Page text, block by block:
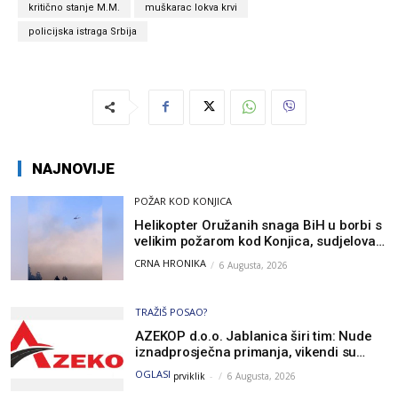
kritično stanje M.M. muškarac lokva krvi
policijska istraga Srbija
NAJNOVIJE
POŽAR KOD KONJICA
Helikopter Oružanih snaga BiH u borbi s
velikim požarom kod Konjica, sudjelovao
i Air Tractor
CRNA HRONIKA 6 Augusta, 2026
TRAŽIŠ POSAO?
AZEKOP d.o.o. Jablanica širi tim: Nude
iznadprosječna primanja, vikendi su
slobodni, traži se više radnika
OGLASI prviklik - 6 Augusta, 2026